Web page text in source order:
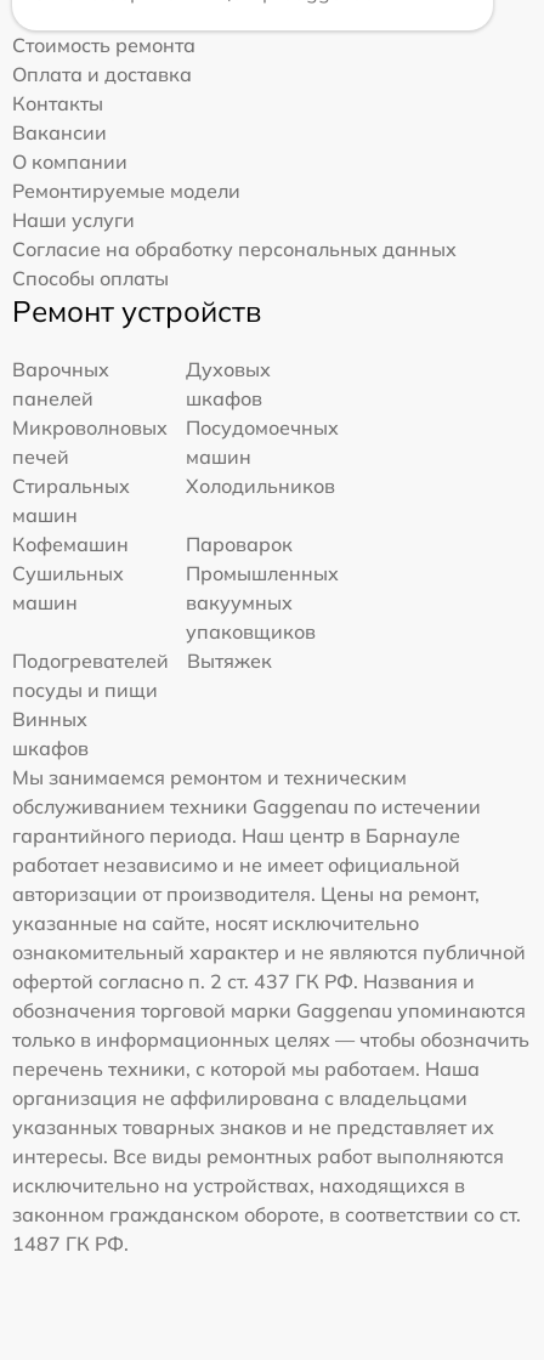
Стоимость ремонта
Оплата и доставка
Контакты
Вакансии
О компании
Ремонтируемые модели
Наши услуги
Согласие на обработку персональных данных
Способы оплаты
Ремонт устройств
Варочных
панелей
Духовых
шкафов
Микроволновых
печей
Посудомоечных
машин
Стиральных
машин
Холодильников
Кофемашин
Пароварок
Сушильных
машин
Промышленных
вакуумных
упаковщиков
Подогревателей
посуды и пищи
Вытяжек
Винных
шкафов
Мы занимаемся ремонтом и техническим
обслуживанием техники Gaggenau по истечении
гарантийного периода. Наш центр в Барнауле
работает независимо и не имеет официальной
авторизации от производителя. Цены на ремонт,
указанные на сайте, носят исключительно
ознакомительный характер и не являются публичной
офертой согласно п. 2 ст. 437 ГК РФ. Названия и
обозначения торговой марки Gaggenau упоминаются
только в информационных целях — чтобы обозначить
перечень техники, с которой мы работаем. Наша
организация не аффилирована с владельцами
указанных товарных знаков и не представляет их
интересы. Все виды ремонтных работ выполняются
исключительно на устройствах, находящихся в
законном гражданском обороте, в соответствии со ст.
1487 ГК РФ.